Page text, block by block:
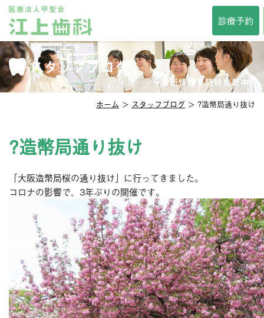
診療予約
TOP
当院について
診療時間・方針
院長紹介
スタッフ紹介
インタビュー
院内紹介
アクセス
診察科目
一般歯科
予防歯科
口臭治療
小児歯科
口腔外科
口腔強化管理体制
その他サービス
相談掲示板
歯の豆知識
ブログ
今月のスマイル
診療予約
スタッフブログ
〜最新情報を随時更新中〜
ホーム ＞ スタッフブログ ＞ ?造幣局通り抜け
?造幣局通り抜け
「大阪造幣局桜の通り抜け」に行ってきました。
コロナの影響で、3年ぶりの開催です。